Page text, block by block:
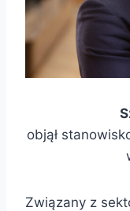
objął
Związany z